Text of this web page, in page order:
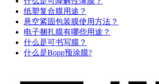
纸塑复合膜用途？
悬空紧固包装膜使用方法？
电子捆扎膜有哪些用途？
什么是可书写膜？
什么是Bopp预涂膜?